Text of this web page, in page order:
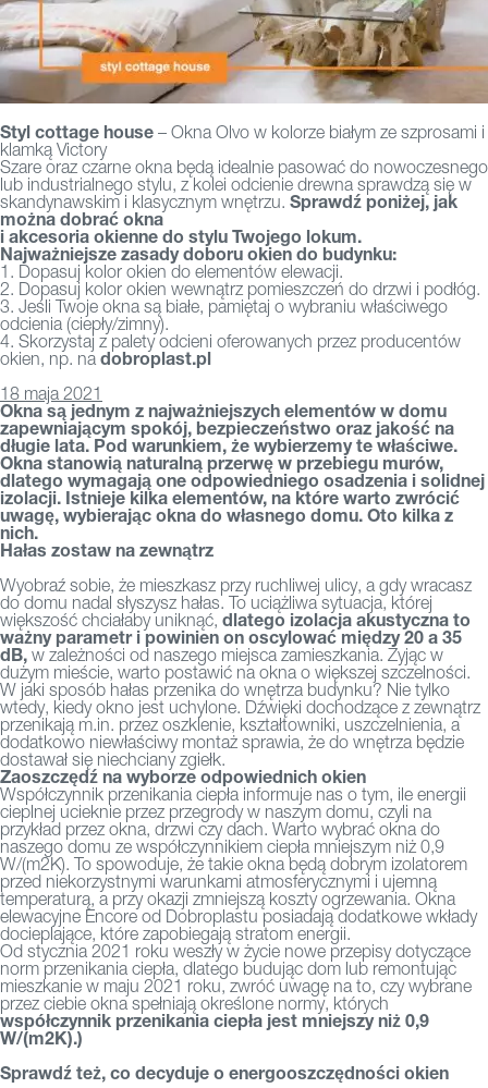
Styl cottage house – Okna Olvo w kolorze białym ze szprosami i
klamką Victory
Szare oraz czarne okna będą idealnie pasować do nowoczesnego
lub industrialnego stylu, z kolei odcienie drewna sprawdzą się w
skandynawskim i klasycznym wnętrzu. Sprawdź poniżej, jak
można dobrać okna
i akcesoria okienne do stylu Twojego lokum.
Najważniejsze zasady doboru okien do budynku:
1. Dopasuj kolor okien do elementów elewacji.
2. Dopasuj kolor okien wewnątrz pomieszczeń do drzwi i podłóg.
3. Jeśli Twoje okna są białe, pamiętaj o wybraniu właściwego
odcienia (ciepły/zimny).
4. Skorzystaj z palety odcieni oferowanych przez producentów
okien, np. na dobroplast.pl
18 maja 2021
Okna są jednym z najważniejszych elementów w domu
zapewniającym spokój, bezpieczeństwo oraz jakość na
długie lata. Pod warunkiem, że wybierzemy te właściwe.
Okna stanowią naturalną przerwę w przebiegu murów,
dlatego wymagają one odpowiedniego osadzenia i solidnej
izolacji. Istnieje kilka elementów, na które warto zwrócić
uwagę, wybierając okna do własnego domu. Oto kilka z
nich.
Hałas zostaw na zewnątrz
Wyobraź sobie, że mieszkasz przy ruchliwej ulicy, a gdy wracasz
do domu nadal słyszysz hałas. To uciążliwa sytuacja, której
większość chciałaby uniknąć, dlatego izolacja akustyczna to
ważny parametr i powinien on oscylować między 20 a 35
dB, w zależności od naszego miejsca zamieszkania. Żyjąc w
dużym mieście, warto postawić na okna o większej szczelności.
W jaki sposób hałas przenika do wnętrza budynku? Nie tylko
wtedy, kiedy okno jest uchylone. Dźwięki dochodzące z zewnątrz
przenikają m.in. przez oszklenie, kształtowniki, uszczelnienia, a
dodatkowo niewłaściwy montaż sprawia, że do wnętrza będzie
dostawał się niechciany zgiełk.
Zaoszczędź na wyborze odpowiednich okien
Współczynnik przenikania ciepła informuje nas o tym, ile energii
cieplnej ucieknie przez przegrody w naszym domu, czyli na
przykład przez okna, drzwi czy dach. Warto wybrać okna do
naszego domu ze współczynnikiem ciepła mniejszym niż 0,9
W/(m2K). To spowoduje, że takie okna będą dobrym izolatorem
przed niekorzystnymi warunkami atmosferycznymi i ujemną
temperaturą, a przy okazji zmniejszą koszty ogrzewania. Okna
elewacyjne Encore od Dobroplastu posiadają dodatkowe wkłady
docieplające, które zapobiegają stratom energii.
Od stycznia 2021 roku weszły w życie nowe przepisy dotyczące
norm przenikania ciepła, dlatego budując dom lub remontując
mieszkanie w maju 2021 roku, zwróć uwagę na to, czy wybrane
przez ciebie okna spełniają określone normy, których
współczynnik przenikania ciepła jest mniejszy niż 0,9
W/(m2K).)
Sprawdź też, co decyduje o energooszczędności okien